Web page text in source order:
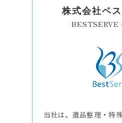
株式会社ベ
BESTSERVE
当社は、遺品整理・特